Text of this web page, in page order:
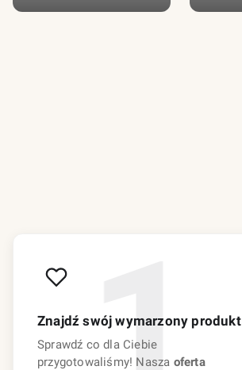
Znajdź swój wymarzony produkt
Sprawdź co dla Ciebie
przygotowaliśmy! Nasza oferta